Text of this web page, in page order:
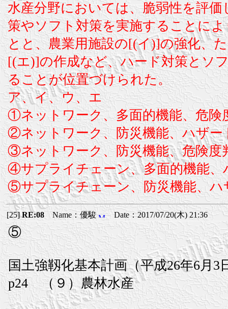
水産分野においては、脆弱性を評
策やソフト対策を実施することに
とと、農業用施設の[(イ)]の強化、
[(エ)]の作成など、ハード対策とソ
ることが位置づけられた。
ア、イ、ウ、エ
①ネットワーク、多面的機能、危険
②ネットワーク、防災機能、ハザー
③ネットワーク、防災機能、危険度
④サプライチェーン、多面的機能、
⑤サプライチェーン、防災機能、ハ
[25]RE:08Name：優駿 Date：2017/07/20(木) 21:36
⑤
国土強靱化基本計画（平成26年6月3
p24 （９）農林水産